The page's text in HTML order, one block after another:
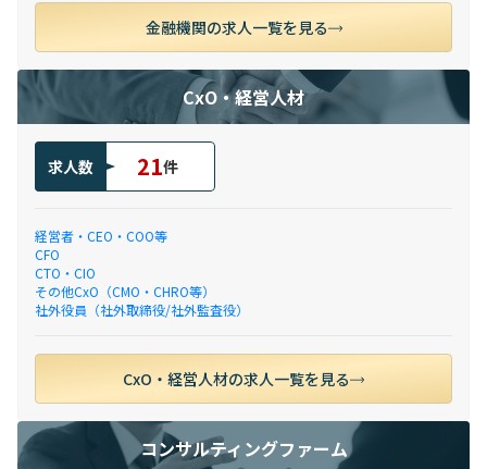
金融機関の求人一覧を見る
CxO・経営人材
求人数 21件
経営者・CEO・COO等
CFO
CTO・CIO
その他CxO（CMO・CHRO等）
社外役員（社外取締役/社外監査役）
CxO・経営人材の求人一覧を見る
コンサルティングファーム